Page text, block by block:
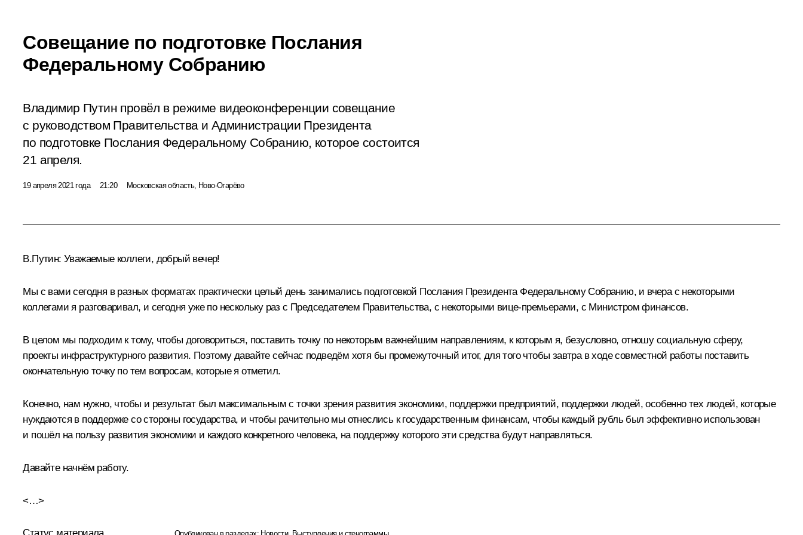
Совещание по подготовке Послания
Федеральному Собранию
Владимир Путин провёл в режиме видеоконференции совещание
с руководством Правительства и Администрации Президента
по подготовке Послания Федеральному Собранию, которое состоится
21 апреля.
19 апреля 2021 года 21:20 Московская область, Ново-Огарёво
В.Путин: Уважаемые коллеги, добрый вечер!
Мы с вами сегодня в разных форматах практически целый день занимались подготовкой Послания Президента Федеральному Собранию, и вчера с некоторыми
коллегами я разговаривал, и сегодня уже по нескольку раз с Председателем Правительства, с некоторыми вице-премьерами, с Министром финансов.
В целом мы подходим к тому, чтобы договориться, поставить точку по некоторым важнейшим направлениям, к которым я, безусловно, отношу социальную сферу,
проекты инфраструктурного развития. Поэтому давайте сейчас подведём хотя бы промежуточный итог, для того чтобы завтра в ходе совместной работы поставить
окончательную точку по тем вопросам, которые я отметил.
Конечно, нам нужно, чтобы и результат был максимальным с точки зрения развития экономики, поддержки предприятий, поддержки людей, особенно тех людей, которые
нуждаются в поддержке со стороны государства, и чтобы рачительно мы отнеслись к государственным финансам, чтобы каждый рубль был эффективно использован
и пошёл на пользу развития экономики и каждого конкретного человека, на поддержку которого эти средства будут направляться.
Давайте начнём работу.
<…>
Статус материала